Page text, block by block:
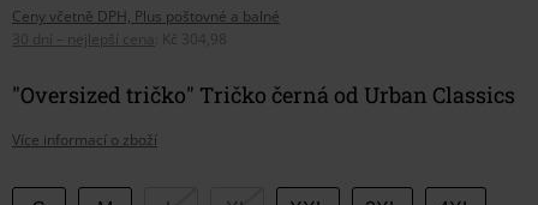
Ceny včetně DPH, Plus poštovné a balné
30 dní – nejlepší cena
Kč 304,98
"Oversized tričko" Tričko černá od Urban Classics
Více informací o zboží